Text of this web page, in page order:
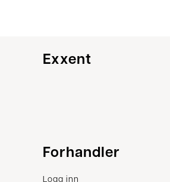
Exxent
Kundeservice
Kontakt oss
Forhandler
Logg inn